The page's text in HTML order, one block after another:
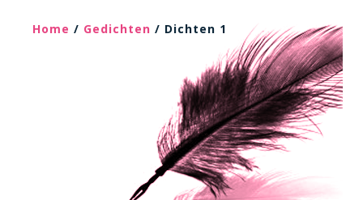
Home / Gedichten / Dichten 1